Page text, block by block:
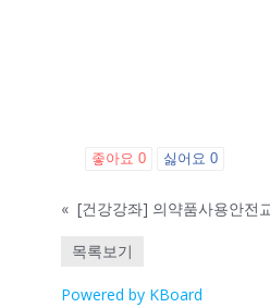
좋아요 0 싫어요 0
« [건강강좌] 의약품사용안전
목록보기
Powered by KBoard